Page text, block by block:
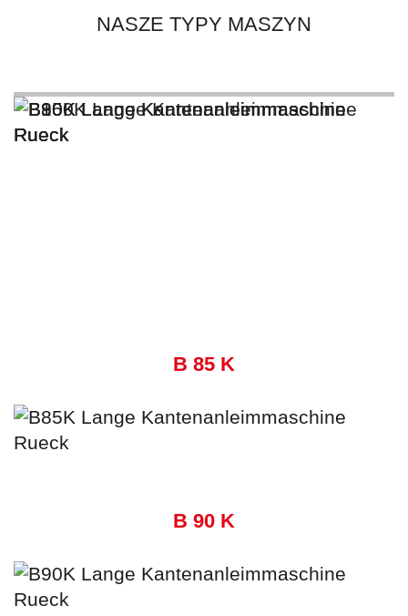
NASZE TYPY MASZYN
B 85 K
B 90 K